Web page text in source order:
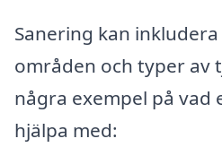
Sanering kan
områden och typer av
några exempel på vad
hjälpa med: